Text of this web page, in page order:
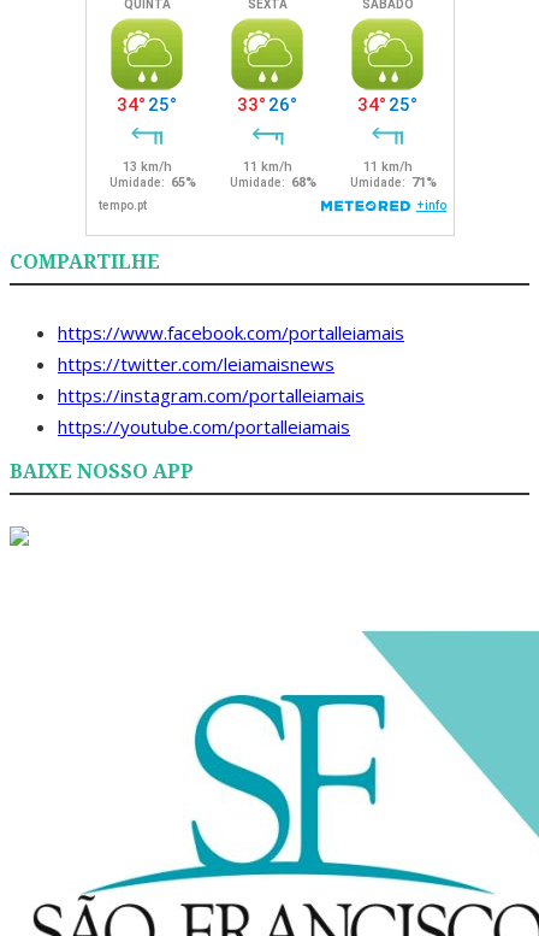
COMPARTILHE
https://www.facebook.com/portalleiamais
https://twitter.com/leiamaisnews
https://instagram.com/portalleiamais
https://youtube.com/portalleiamais
BAIXE NOSSO APP